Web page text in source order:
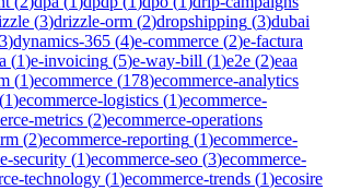
(3)drizzle-orm (2)dropshipping (3)dubai
3)dynamics-365 (4)e-commerce (2)e-factura
(1)e-invoicing (5)e-way-bill (1)e2e (2)eaa
(1)ecommerce (178)ecommerce-analytics
(1)ecommerce-logistics (1)ecommerce-
metrics (2)ecommerce-operations
(2)ecommerce-reporting (1)ecommerce-
security (1)ecommerce-seo (3)ecommerce-
technology (1)ecommerce-trends (1)ecosire